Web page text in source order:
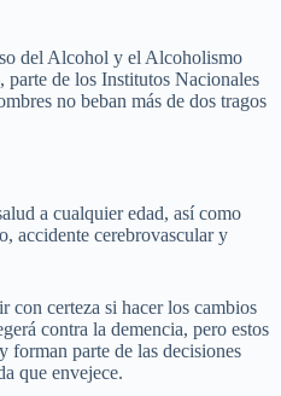
del Alcohol y el Alcoholismo
de los Institutos Nacionales
no beban más de dos tragos
a cualquier edad, así como
accidente cerebrovascular y
con certeza si hacer los cambios
contra la demencia, pero estos
forman parte de las decisiones
que envejece.